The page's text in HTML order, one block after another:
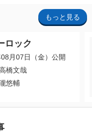
もっと見る
ロック
月07日（金）公開
橋文哉
悠輔